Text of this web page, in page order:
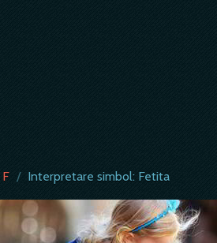
/ Interpretare simbol: Fetita